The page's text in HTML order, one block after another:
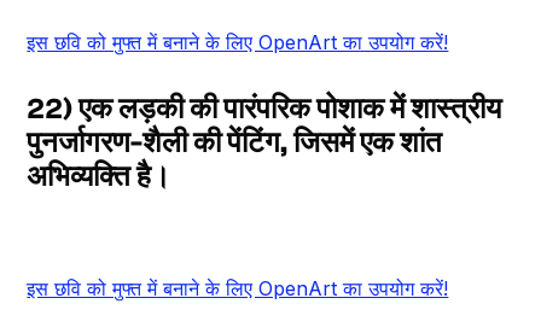
इस छवि को मुफ्त में बनाने के लिए OpenArt का उपयोग करें!
22) एक लड़की की पारंपरिक पोशाक में शास्त्रीय
पुनर्जागरण-शैली की पेंटिंग, जिसमें एक शांत
अभिव्यक्ति है।
इस छवि को मुफ्त में बनाने के लिए OpenArt का उपयोग करें!